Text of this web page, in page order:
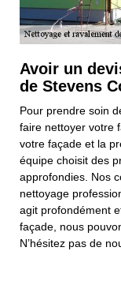
Avoir un
de Stevens
Pour prendre soin
faire nettoyer votre
votre façade et la
équipe choisit des
approfondies. Nos
nettoyage
agit profondément
façade, nous
N’hésitez pas de